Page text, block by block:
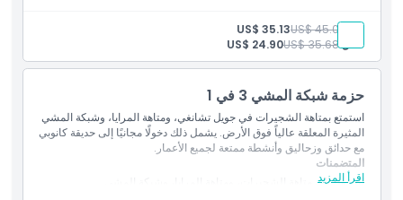
بالغ:
US$ 45.05
US$ 35.13
طفل:US$ 35.68
US$ 24.90
حزمة شبكة المشي 3 في 1
استمتع بمتاهة الشجيرات في جويل تشانغي، ومتاهة المرايا، وشبكة المشي
المثيرة المعلقة عالياً فوق الأرض. يشمل ذلك دخولًا مجانيًا إلى حديقة كانوبي
مع حدائق وزحاليق وأنشطة ممتعة لجميع الأعمار.
اقرأ المزيد
المتضمنات
الدخول إلى متاهة الشجيرات، ومتاهة المرايا، وشبكة المشي